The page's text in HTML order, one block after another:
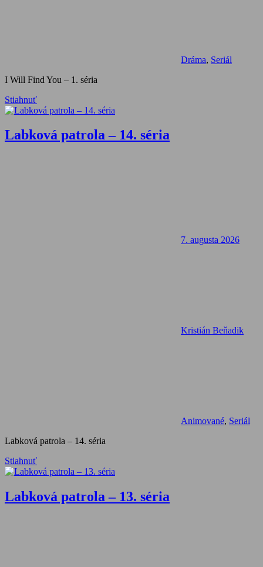
Dráma, Seriál
I Will Find You – 1. séria
Stiahnuť
Labková patrola – 14. séria
7. augusta 2026
Kristián Beňadik
Animované, Seriál
Labková patrola – 14. séria
Stiahnuť
Labková patrola – 13. séria